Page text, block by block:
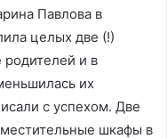
Павлова в
целых две (!)
и в
их
с успехом. Две
шкафы в